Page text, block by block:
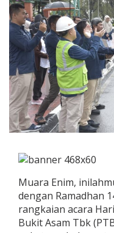
Muara Enim,
dengan Ramadhan
rangkaian acara
Bukit Asam Tbk